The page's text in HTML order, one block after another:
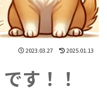
2023.03.27 2025.01.13
す！！